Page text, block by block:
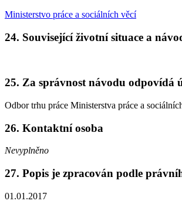
Ministerstvo práce a sociálních věcí
24. Související životní situace a
25. Za správnost návodu odpovídá
Odbor trhu práce Ministerstva práce a
26. Kontaktní osoba
Nevyplněno
27. Popis je zpracován podle
01.01.2017